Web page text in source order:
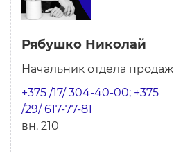
Рябушко Николай
Начальник отдела продаж
+375 /17/ 304-40-00; +375
/29/ 617-77-81
вн. 210